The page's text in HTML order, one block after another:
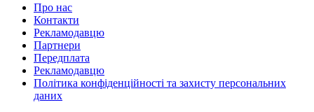
Про нас
Контакти
Рекламодавцю
Партнери
Передплата
Рекламодавцю
Політика конфіденційності та захисту персональних
даних